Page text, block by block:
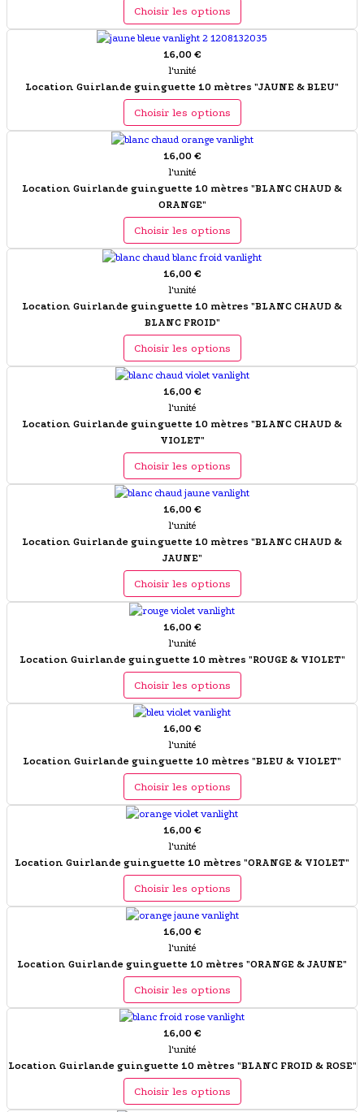
Choisir les options
16,00 €
l'unité
Location Guirlande guinguette 10 mètres "JAUNE & BLEU"
Choisir les options
16,00 €
l'unité
Location Guirlande guinguette 10 mètres "BLANC CHAUD &
ORANGE"
Choisir les options
16,00 €
l'unité
Location Guirlande guinguette 10 mètres "BLANC CHAUD &
BLANC FROID"
Choisir les options
16,00 €
l'unité
Location Guirlande guinguette 10 mètres "BLANC CHAUD &
VIOLET"
Choisir les options
16,00 €
l'unité
Location Guirlande guinguette 10 mètres "BLANC CHAUD &
JAUNE"
Choisir les options
16,00 €
l'unité
Location Guirlande guinguette 10 mètres "ROUGE & VIOLET"
Choisir les options
16,00 €
l'unité
Location Guirlande guinguette 10 mètres "BLEU & VIOLET"
Choisir les options
16,00 €
l'unité
Location Guirlande guinguette 10 mètres "ORANGE & VIOLET"
Choisir les options
16,00 €
l'unité
Location Guirlande guinguette 10 mètres "ORANGE & JAUNE"
Choisir les options
16,00 €
l'unité
Location Guirlande guinguette 10 mètres "BLANC FROID & ROSE"
Choisir les options